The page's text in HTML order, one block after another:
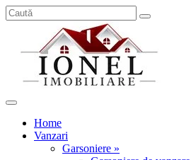
Home
Vanzari
Garsoniere »